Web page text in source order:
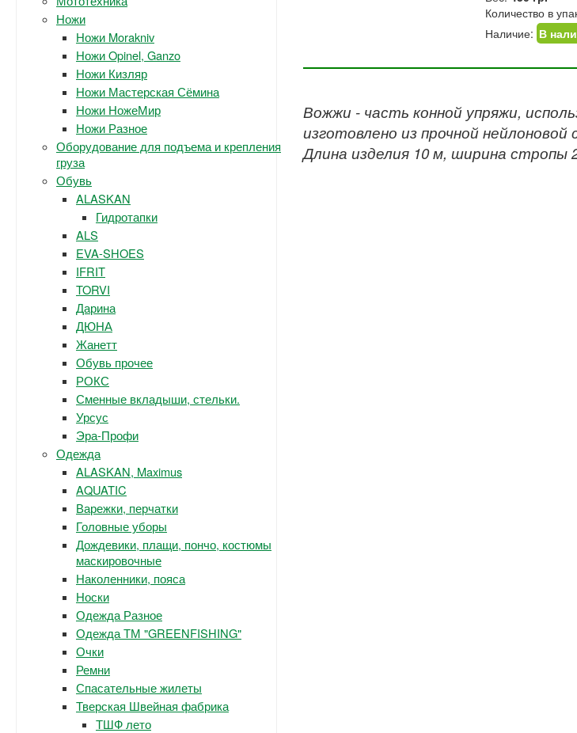
Ножи
Ножи Morakniv
Ножи Opinel, Ganzo
Ножи Кизляр
Ножи Мастерская Сёмина
Ножи НожеМир
Ножи Разное
Оборудование для подъема и крепления
груза
Обувь
ALASKAN
Гидротапки
ALS
EVA-SHOES
IFRIT
TORVI
Дарина
ДЮНА
Жанетт
Обувь прочее
РОКС
Сменные вкладыши, стельки.
Урсус
Эра-Профи
Одежда
ALASKAN, Maximus
AQUATIC
Варежки, перчатки
Головные уборы
Дождевики, плащи, пончо, костюмы
маскировочные
Наколенники, пояса
Носки
Одежда Разное
Одежда ТМ "GREENFISHING"
Очки
Ремни
Спасательные жилеты
Тверская Швейная фабрика
ТШФ лето
Количество в
Наличие: В
Вожжи - часть конной упряжи,
изготовлено из прочной
Длина изделия 10 м, ширина стропы